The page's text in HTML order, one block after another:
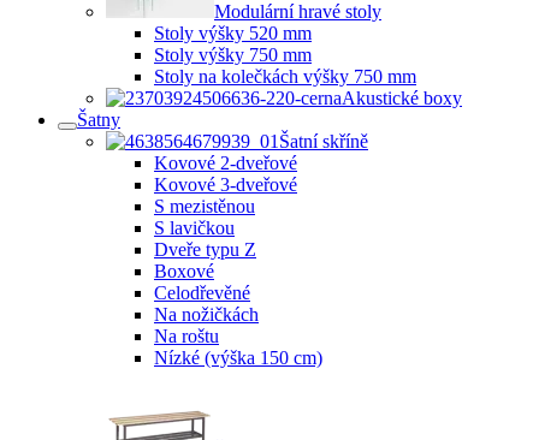
Modulární hravé stoly
Stoly výšky 520 mm
Stoly výšky 750 mm
Stoly na kolečkách výšky 750 mm
Akustické boxy
Šatny
Šatní skříně
Kovové 2-dveřové
Kovové 3-dveřové
S mezistěnou
S lavičkou
Dveře typu Z
Boxové
Celodřevěné
Na nožičkách
Na roštu
Nízké (výška 150 cm)